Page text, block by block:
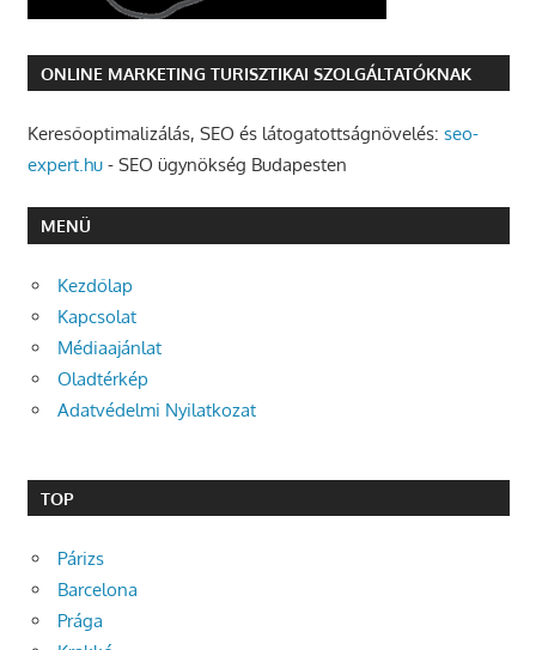
ONLINE MARKETING TURISZTIKAI SZOLGÁLTATÓKNAK
Keresőoptimalizálás, SEO és látogatottságnövelés: seo-
expert.hu- SEO ügynökség Budapesten
MENÜ
Kezdőlap
Kapcsolat
Médiaajánlat
Oladtérkép
Adatvédelmi Nyilatkozat
TOP
Párizs
Barcelona
Prága